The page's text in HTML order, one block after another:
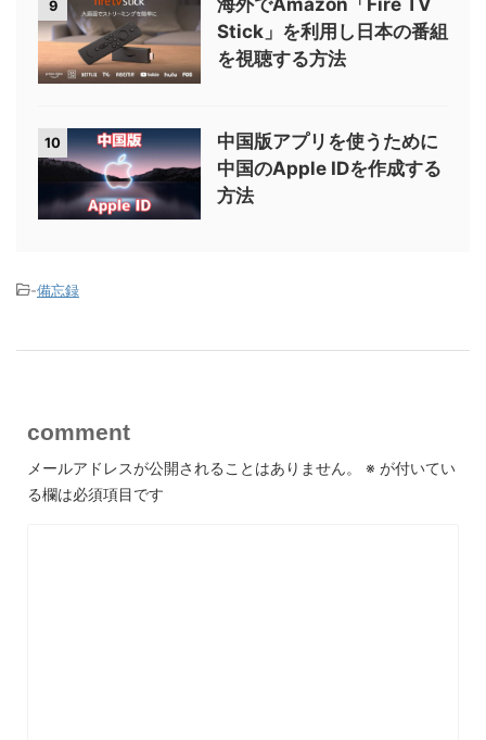
9
海外でAmazon「Fire TV
Stick」を利用し日本の番組
を視聴する方法
10
中国版アプリを使うために
中国のApple IDを作成する
方法
-備忘録
comment
メールアドレスが公開されることはありません。 ※ が付いてい
る欄は必須項目です